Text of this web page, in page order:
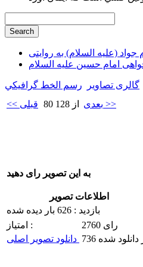
(علیه السلام) به روایتی
امام حسین علیه السلام
گالری تصاویر
رسم الخط گرافيكي
<< قبلی
80 از 128 بعدی >>
اطلاعات تصویر
بازدید : 626 بار دیده شده
امتیاز :
2760 رای